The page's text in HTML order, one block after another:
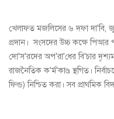
খেলাফত মজলিসের ৬ দফা দা'বি,
প্রদান। সংসদের উচ্চ কক্ষে পিআর
দো'স'রদের অপ'রা'ধের বি'চার
রাজনৈতিক ক'র্ম'কাণ্ড স্থগিত।
ফিল্ড) নিশ্চিত করা। সব প্রাথমিক